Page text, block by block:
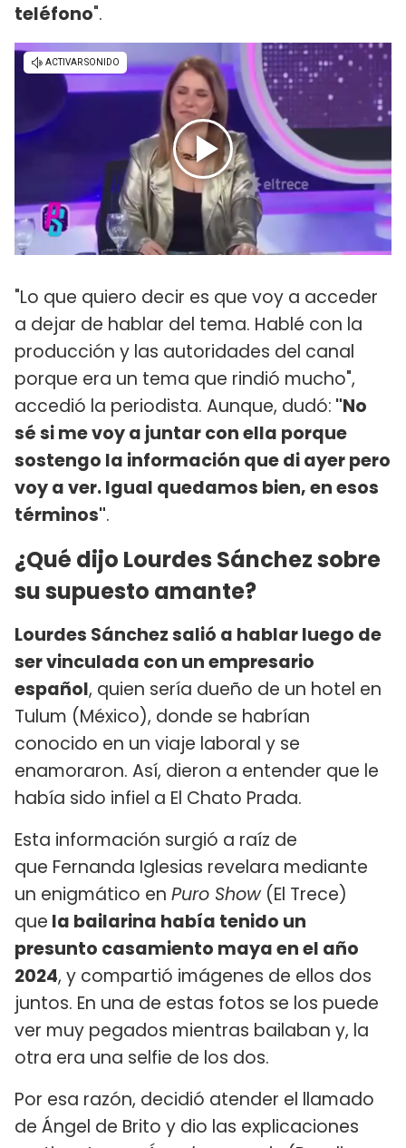
teléfono".
"Lo que quiero decir es que voy a acceder
a dejar de hablar del tema. Hablé con la
producción y las autoridades del canal
porque era un tema que rindió mucho",
accedió la periodista. Aunque, dudó: "No
sé si me voy a juntar con ella porque
sostengo la información que di ayer pero
voy a ver. Igual quedamos bien, en esos
términos".
¿Qué dijo Lourdes Sánchez sobre
su supuesto amante?
Lourdes Sánchez salió a hablar luego de
ser vinculada con un empresario
español, quien sería dueño de un hotel en
Tulum (México), donde se habrían
conocido en un viaje laboral y se
enamoraron. Así, dieron a entender que le
había sido infiel a El Chato Prada.
Esta información surgió a raíz de
que Fernanda Iglesias revelara mediante
un enigmático en Puro Show(El Trece)
que la bailarina había tenido un
presunto casamiento maya en el año
2024, y compartió imágenes de ellos dos
juntos. En una de estas fotos se los puede
ver muy pegados mientras bailaban y, la
otra era una selfie de los dos.
Por esa razón, decidió atender el llamado
de Ángel de Brito y dio las explicaciones